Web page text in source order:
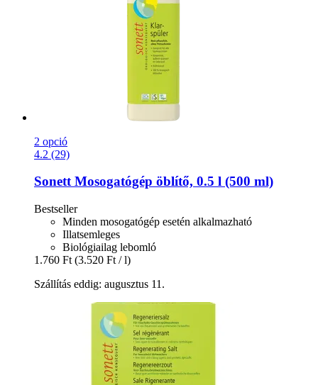
2 opció
4.2 (29)
SonettMosogatógép öblítő, 0.5 l (500 ml)
Bestseller
Minden mosogatógép esetén alkalmazható
Illatsemleges
Biológiailag lebomló
1.760 Ft (3.520 Ft / l)
Szállítás eddig: augusztus 11.